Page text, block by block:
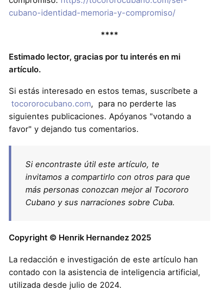
cubano-identidad-memoria-y-compromiso/
****
Estimado lector, gracias por tu interés en mi
artículo.
Si estás interesado en estos temas, suscríbete a
tocororocubano.com, para no perderte las
siguientes publicaciones. Apóyanos "votando a
favor" y dejando tus comentarios.
Si encontraste útil este artículo, te
invitamos a compartirlo con otros para que
más personas conozcan mejor al Tocororo
Cubano y sus narraciones sobre Cuba.
Copyright © Henrik Hernandez 2025
La redacción e investigación de este artículo han
contado con la asistencia de inteligencia artificial,
utilizada desde julio de 2024.